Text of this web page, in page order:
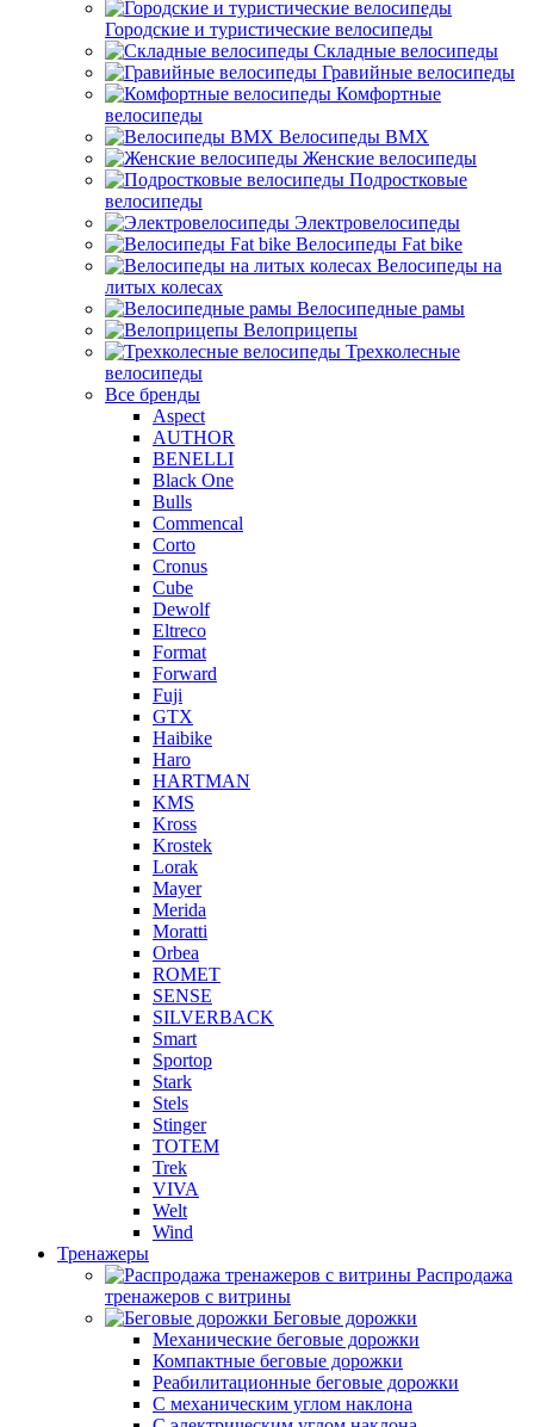
Городские и туристические велосипеды
Складные велосипеды
Гравийные велосипеды
Комфортные
велосипеды
Велосипеды BMX
Женские велосипеды
Подростковые
велосипеды
Электровелосипеды
Велосипеды Fat bike
Велосипеды на
литых колесах
Велосипедные рамы
Велоприцепы
Трехколесные
велосипеды
Все бренды
Aspect
AUTHOR
BENELLI
Black One
Bulls
Commencal
Corto
Cronus
Cube
Dewolf
Eltreco
Format
Forward
Fuji
GTX
Haibike
Haro
HARTMAN
KMS
Kross
Krostek
Lorak
Mayer
Merida
Moratti
Orbea
ROMET
SENSE
SILVERBACK
Smart
Sportop
Stark
Stels
Stinger
TOTEM
Trek
VIVA
Welt
Wind
Тренажеры
Распродажа
тренажеров с витрины
Беговые дорожки
Механические беговые дорожки
Компактные беговые дорожки
Реабилитационные беговые дорожки
С механическим углом наклона